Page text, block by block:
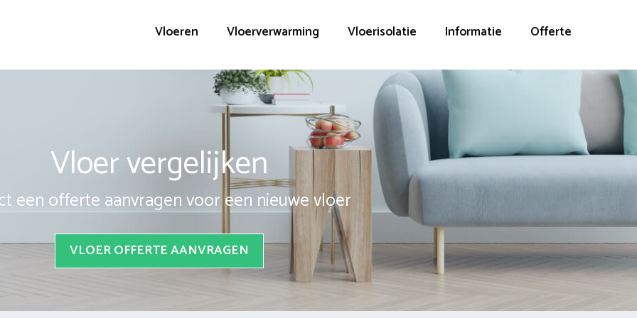
Vloeren Vloerverwarming Vloerisolatie Informatie Offerte
Vloer vergelijken
een offerte aanvragen voor een nieuwe vloer
VLOER OFFERTE AANVRAGEN